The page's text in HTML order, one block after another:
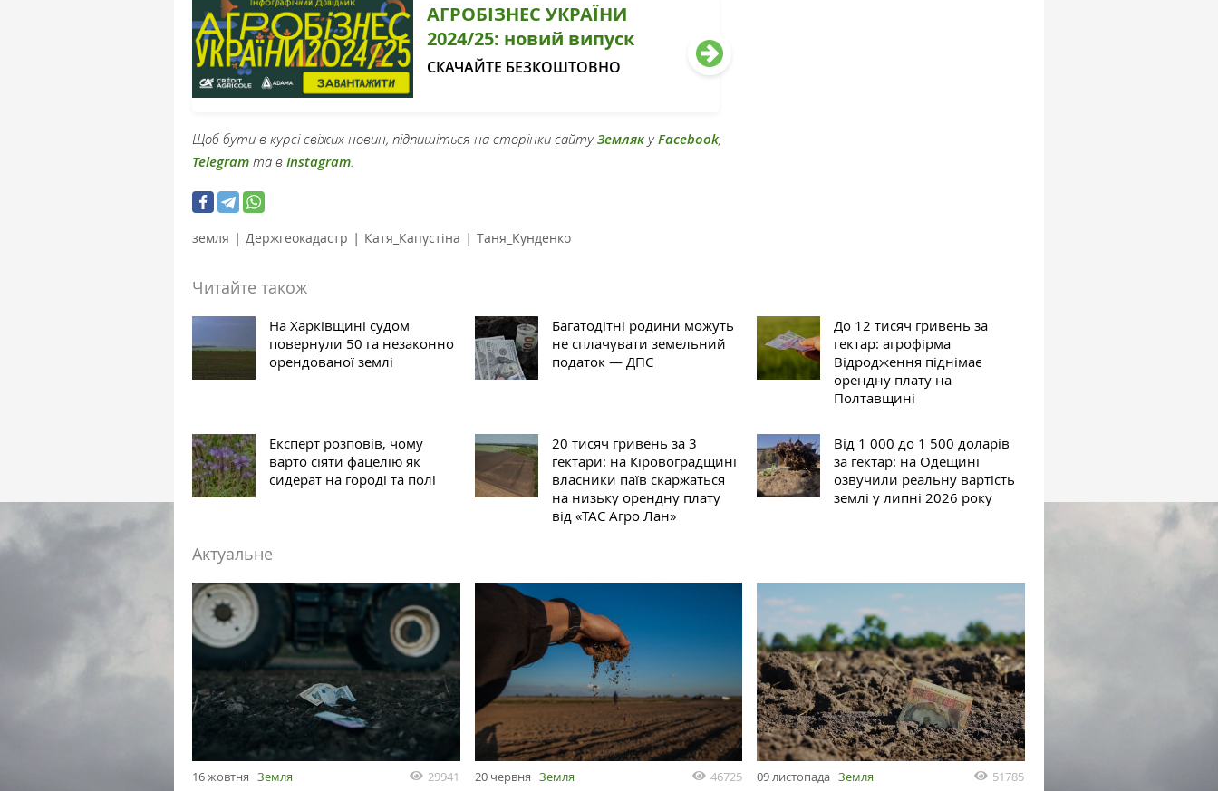
АГРОБІЗНЕС УКРАЇНИ
2024/25: новий випуск
СКАЧАЙТЕ БЕЗКОШТОВНО
Щоб бути в курсі свіжих новин, підпишіться на сторінки сайтуЗемлякуFacebook,
Telegram та в Instagram
земля | Держгеокадастр | Катя_Капустіна | Таня_Кунденко
Читайте також
На Харківщині судом
повернули 50 га незаконно
орендованої землі
Багатодітні родини можуть
не сплачувати земельний
податок — ДПС
До 12 тисяч гривень за
гектар: агрофірма
Відродження піднімає
орендну плату на
Полтавщині
Експерт розповів, чому
варто сіяти фацелію як
сидерат на городі та полі
20 тисяч гривень за 3
гектари: на Кіровоградщині
власники паїв скаржаться
на низьку орендну плату
від «ТАС Агро Лан»
Від 1 000 до 1 500 доларів
за гектар: на Одещині
озвучили реальну вартість
землі у липні 2026 року
Актуальне
16 жовтня Земля 29941 20 червня Земля 46725 09 листопада Земля 51785